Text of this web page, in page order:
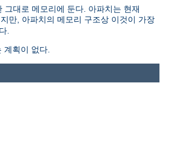
대로 메모리에 둔다. 아파치는 현재
만, 아파치의 메모리 구조상 이것이 가장
.
계획이 없다.